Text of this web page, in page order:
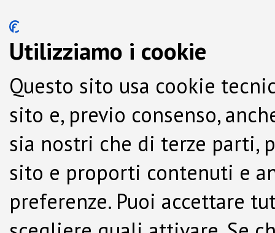
Utilizziamo i cookie
Questo sito usa cookie
sito e, previo consenso,
sia nostri che di terze parti,
sito e proporti contenuti e
preferenze. Puoi accettare